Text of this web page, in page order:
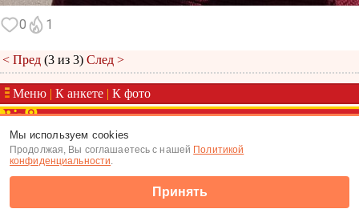
0 1
< Пред (3 из 3) След >
Меню | К анкете | К фото
(c) Tabor.ru 2026
Мы используем cookies
Продолжая, Вы соглашаетесь с нашей Политикой
конфиденциальности.
Принять